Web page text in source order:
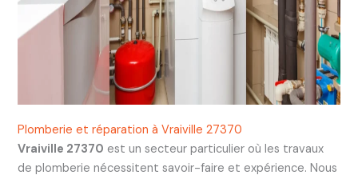
Plomberie et réparation à Vraiville 27370
Vraiville 27370 est un secteur particulier où les travaux
de plomberie nécessitent savoir-faire et expérience. Nous